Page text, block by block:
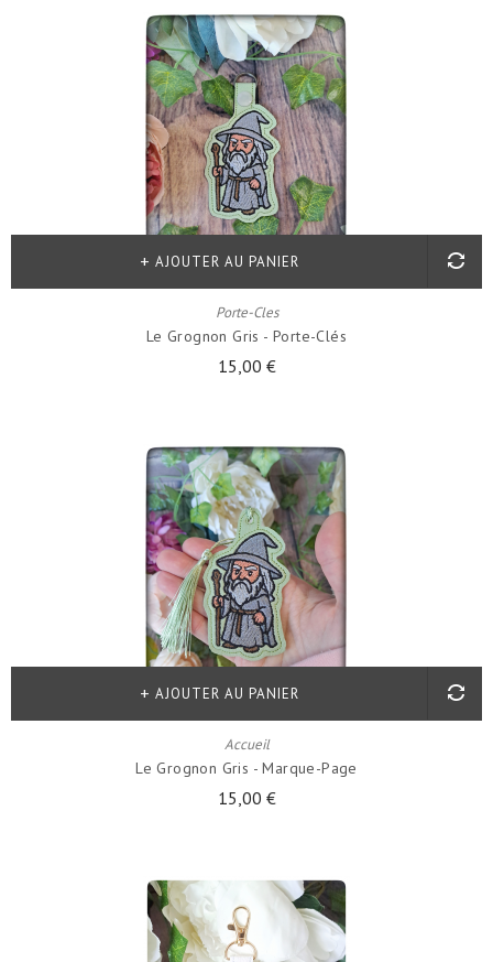
Porte-Cles
Le Grognon Gris - Porte-Clés
15,00 €
AJOUTER AU PANIER
Accueil
Le Grognon Gris - Marque-Page
15,00 €
AJOUTER AU PANIER